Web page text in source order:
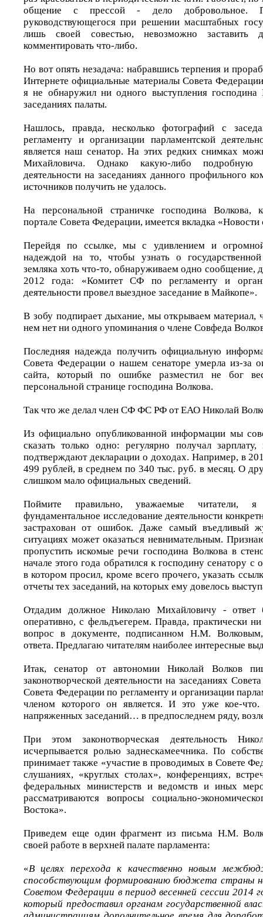
общение с прессой - дело добровольное.
руководствующегося при решении масштабных
лишь своей совестью, невозможно заставить
комментировать что-либо.
Но вот опять незадача: набравшись терпения и
Интернете официальные материалы Совета
я не обнаружил ни одного выступления господина
заседаниях палаты.
Нашлось, правда, несколько фотографий с
регламенту и организации парламентской
является наш сенатор. На этих редких снимках
Михайловича. Однако какую-либо
деятельности на заседаниях данного профильного
источников получить не удалось.
На персональной страничке господина Волкова,
портале Совета Федерации, имеется вкладка «Новости
Перейдя по ссылке, мы с удивлением и
надеждой на то, чтобы узнать о
земляка хоть что-то, обнаруживаем одно сообщение,
2012 года: «Комитет СФ по регламенту и
деятельности провел выездное заседание в Майкопе».
В зобу подпирает дыхание, мы открываем
нем нет ни одного упоминания о члене Совфеда
Последняя надежда получить официальную
Совета Федерации о нашем сенаторе умерла из-за
сайта, который по ошибке разместил не бог
персональной странице господина Волкова.
Так что же делал член СФ ФС РФ от ЕАО Николай
Из официально опубликованной информации мы
сказать только одно: регулярно получал
подтверждают декларации о доходах. Например, в
499 рублей, в среднем по 340 тыс. руб. в месяц. О
слишком мало официальных сведений.
Поймите правильно, уважаемые читатели,
фундаментальное исследование деятельности
застрахован от ошибок. Даже самый въедливый
ситуациях может оказаться невнимательным.
пропустить искомые речи господина Волкова в
начале этого года обратился к господину сенатору
в котором просил, кроме всего прочего, указать
отчеты тех заседаний, на которых ему довелось
Отдадим должное Николаю Михайловичу - ответ
оперативно, с фельдъегерем. Правда, практически
вопрос в документе, подписанном Н.М.
ответа. Предлагаю читателям наиболее интересные
Итак, сенатор от автономии Николай Волков
законотворческой деятельности на заседаниях
Совета Федерации по регламенту и организации
членом которого он является. И это уже кое-
напряженных заседаний… в предпоследнем ряду,
При этом законотворческая деятельность
исчерпывается ролью заднескамеечника. По
принимает также «участие в проводимых в Совете
слушаниях, «круглых столах», конференциях,
федеральных министерств и ведомств и иных
рассматриваются вопросы социально-
Востока».
Приведем еще один фрагмент из письма Н.М.
своей работе в верхней палате парламента:
«В целях перехода к качественно новым
способствующим формированию бюджета страны
Советом Федерации в период весенней сессии 2014
который предоставил органам государственной